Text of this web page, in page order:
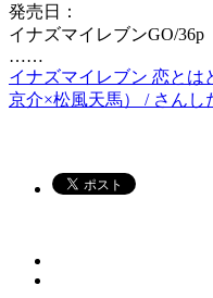
発売日：
イナズマイレブンGO/36p
……
イナズマイレブン 恋とは
京介×松風天馬） / さんし